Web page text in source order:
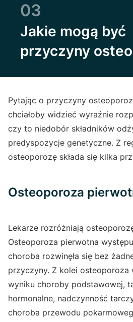
03
Jakie mogą być
przyczyny
Pytając o przyczyny
chciałoby widzieć wyraźnie
czy to niedobór składników
predyspozycje genetyczne. Z
osteoporozę składa się kilka
Osteoporoza
Lekarze rozróżniają
Osteoporoza pierwotna
choroba rozwinęła się bez
przyczyny. Z kolei osteoporoza
wyniku choroby podstawowej,
hormonalne, nadczynność
choroba przewodu